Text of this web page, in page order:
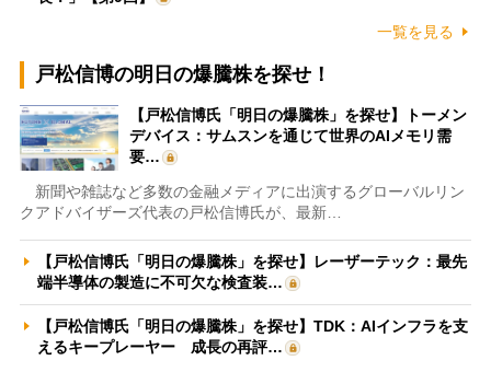
一覧を見る
戸松信博の明日の爆騰株を探せ！
【戸松信博氏「明日の爆騰株」を探せ】トーメン
デバイス：サムスンを通じて世界のAIメモリ需
要…
新聞や雑誌など多数の金融メディアに出演するグローバルリン
クアドバイザーズ代表の戸松信博氏が、最新…
【戸松信博氏「明日の爆騰株」を探せ】レーザーテック：最先
端半導体の製造に不可欠な検査装…
【戸松信博氏「明日の爆騰株」を探せ】TDK：AIインフラを支
えるキープレーヤー 成長の再評…